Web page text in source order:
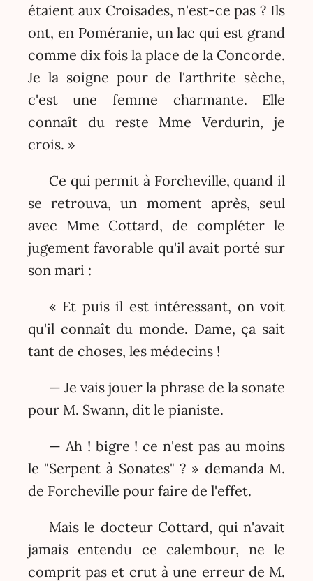
étaient aux Croisades, n'est-ce pas ? Ils
ont, en Poméranie, un lac qui est grand
comme dix fois la place de la Concorde.
Je la soigne pour de l'arthrite sèche,
c'est une femme charmante. Elle
connaît du reste Mme Verdurin, je
crois. »
Ce qui permit à Forcheville, quand il
se retrouva, un moment après, seul
avec Mme Cottard, de compléter le
jugement favorable qu'il avait porté sur
son mari :
« Et puis il est intéressant, on voit
qu'il connaît du monde. Dame, ça sait
tant de choses, les médecins !
— Je vais jouer la phrase de la sonate
pour M. Swann, dit le pianiste.
— Ah ! bigre ! ce n'est pas au moins
le "Serpent à Sonates" ? » demanda M.
de Forcheville pour faire de l'effet.
Mais le docteur Cottard, qui n'avait
jamais entendu ce calembour, ne le
comprit pas et crut à une erreur de M.